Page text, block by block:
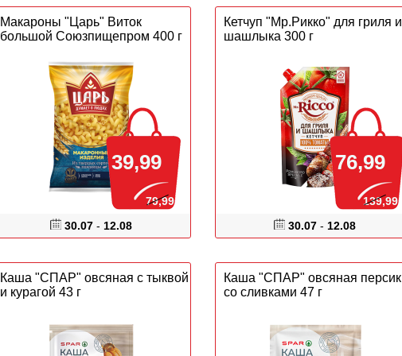
Макароны "Царь" Виток
большой Союзпищепром 400 г
30.07 - 12.08
39,99
79,99
Кетчуп "Мр.Рикко" для гриля и
шашлыка 300 г
30.07 - 12.08
76,99
139,99
Каша "СПАР" овсяная с тыквой
и курагой 43 г
Каша "СПАР" овсяная персик
со сливками 47 г